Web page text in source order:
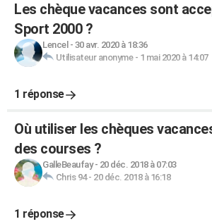
Les chèque vacances sont
Sport 2000 ?
Lencel - 30 avr. 2020 à 18:36
Utilisateur anonyme- 1 mai 2020 à 14:07
1 réponse
Où utiliser les chèques
des courses ?
GalleBeaufay- 20 déc. 2018 à 07:03
Chris 94- 20 déc. 2018 à 16:18
1 réponse